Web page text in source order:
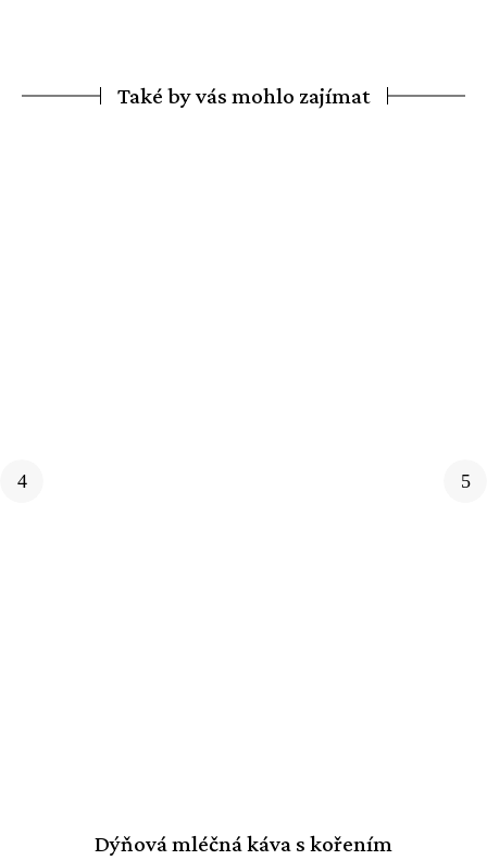
Také by vás mohlo zajímat
Dýňová mléčná káva s kořením